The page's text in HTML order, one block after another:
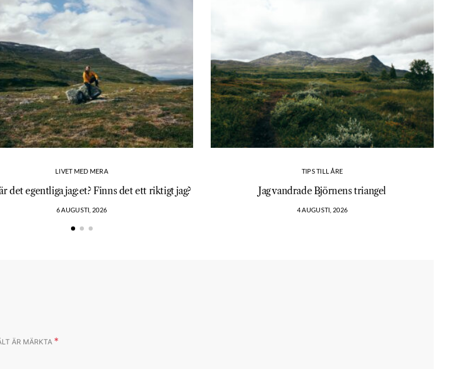
LIVET MED MERA
det egentliga jag:et? Finns det ett riktigt jag?
6 AUGUSTI, 2026
TIPS TILL ÅRE
Jag vandrade Björnens triangel
4 AUGUSTI, 2026
ÄR MÄRKTA *